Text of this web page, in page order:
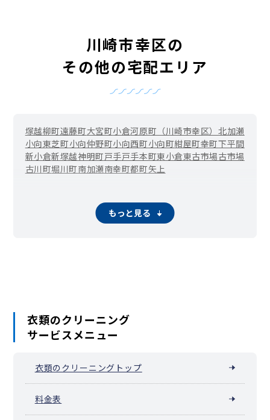
川崎市幸区の
その他の宅配エリア
塚越柳町遠藤町大宮町小倉河原町（川崎市幸区）北加瀬
小向東芝町小向仲野町小向西町小向町紺屋町幸町下平間
新小倉新塚越神明町戸手戸手本町東小倉東古市場古市場
古川町堀川町南加瀬南幸町都町矢上
もっと見る
衣類のクリーニング
サービスメニュー
衣類のクリーニングトップ
料金表